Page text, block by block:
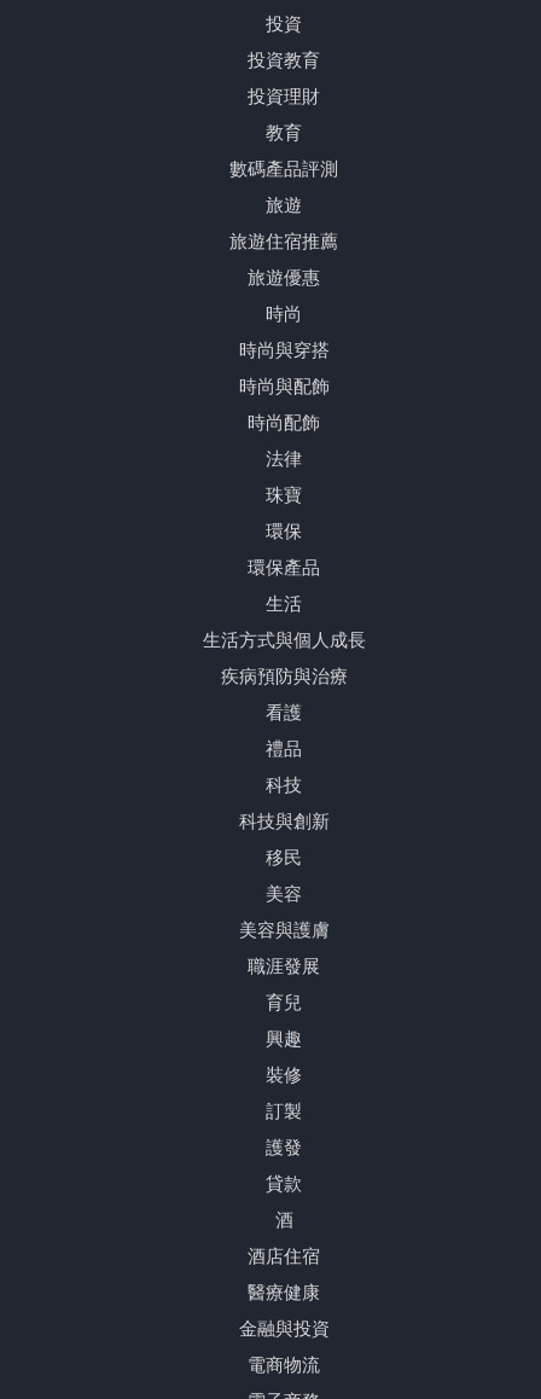
投資
投資教育
投資理財
教育
數碼產品評測
旅遊
旅遊住宿推薦
旅遊優惠
時尚
時尚與穿搭
時尚與配飾
時尚配飾
法律
珠寶
環保
環保產品
生活
生活方式與個人成長
疾病預防與治療
看護
禮品
科技
科技與創新
移民
美容
美容與護膚
職涯發展
育兒
興趣
裝修
訂製
護發
貸款
酒
酒店住宿
醫療健康
金融與投資
電商物流